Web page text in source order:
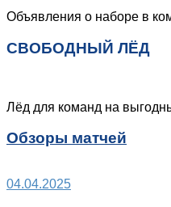
Объявления о наборе в
СВОБОДНЫЙ ЛЁД
Лёд для команд на
Обзоры матчей
04.04.2025